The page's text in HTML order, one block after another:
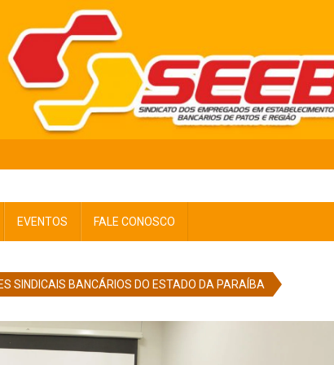
EVENTOS FALE CONOSCO
SINDICAIS BANCÁRIOS DO ESTADO DA PARAÍBA